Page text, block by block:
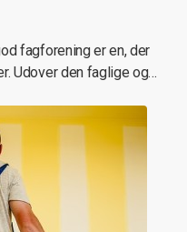
fagforening er en, der
Udover den faglige og…